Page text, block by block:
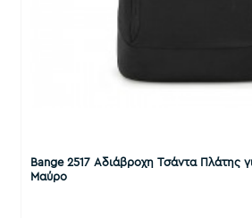
Bange 2517 Αδιάβροχη Τσάντα Πλάτης
Μαύρο